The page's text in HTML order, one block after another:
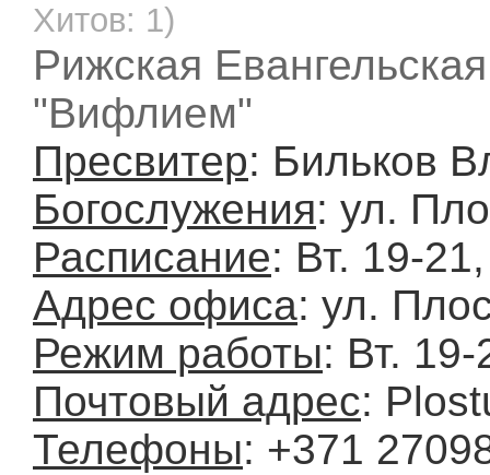
Хитов: 1)
Рижская
"Вифлием"
Пресвитер: Бильков
Богослужения: ул.
Расписание: Вт. 19-
Адрес офиса: ул.
Режим работы: Вт.
Почтовый адрес:
Телефоны: +371